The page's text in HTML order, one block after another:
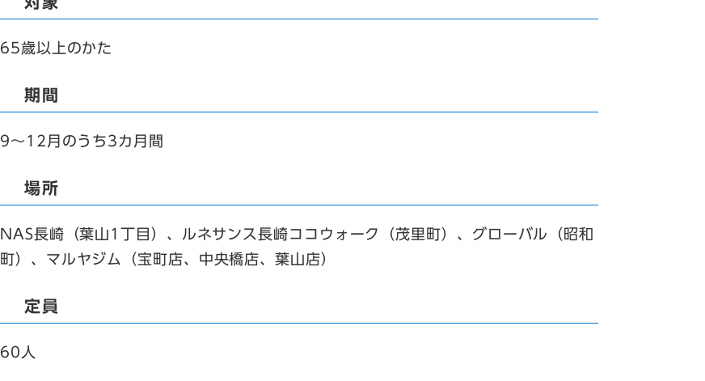
65歳以上のかた
期間
9～12月のうち3カ月間
場所
NAS長崎（葉山1丁目）、ルネサンス長崎ココウォーク（茂里町）、グローバル（昭和
町）、マルヤジム（宝町店、中央橋店、葉山店）
定員
60人